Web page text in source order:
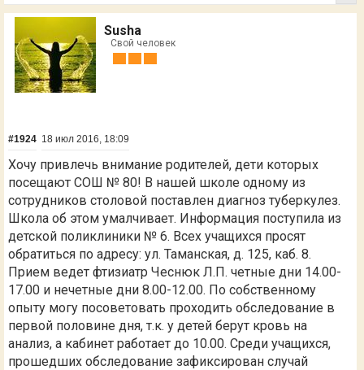
Susha
Свой человек
#1924 18 июл 2016, 18:09
Хочу привлечь внимание родителей, дети которых
посещают СОШ № 80! В нашей школе одному из
сотрудников столовой поставлен диагноз туберкулез.
Школа об этом умалчивает. Информация поступила из
детской поликлиники № 6. Всех учащихся просят
обратиться по адресу: ул. Таманская, д. 125, каб. 8.
Прием ведет фтизиатр Чеснюк Л.П. четные дни 14.00-
17.00 и нечетные дни 8.00-12.00. По собственному
опыту могу посоветовать проходить обследование в
первой половине дня, т.к. у детей берут кровь на
анализ, а кабинет работает до 10.00. Среди учащихся,
прошедших обследование зафиксирован случай